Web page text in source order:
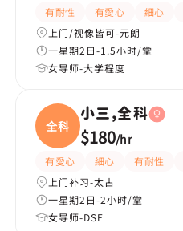
有耐性 有愛心 細心
上门/视像皆可-元朗
一星期2日-1.5小时/堂
女导师-大学程度
全科
小三,全科
$180/hr
有愛心 細心 有耐性
上门补习-太古
一星期2日-2小时/堂
女导师-DSE